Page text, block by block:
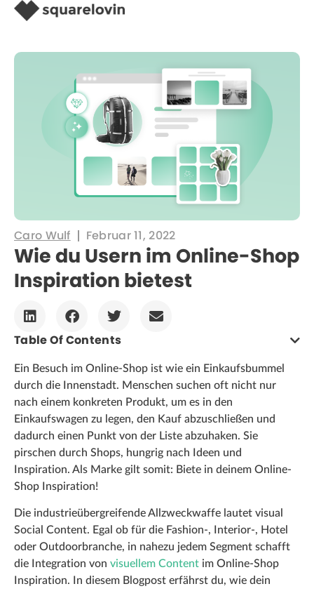
Caro Wulf Februar 11, 2022
Wie du Usern im Online-Shop
Inspiration bietest
Table Of Contents
Ein Besuch im Online-Shop ist wie ein Einkaufsbummel
durch die Innenstadt. Menschen suchen oft nicht nur
nach einem konkreten Produkt, um es in den
Einkaufswagen zu legen, den Kauf abzuschließen und
dadurch einen Punkt von der Liste abzuhaken. Sie
pirschen durch Shops, hungrig nach Ideen und
Inspiration. Als Marke gilt somit: Biete in deinem Online-
Shop Inspiration!
Die industrieübergreifende Allzweckwaffe lautet visual
Social Content. Egal ob für die Fashion-, Interior-, Hotel
oder Outdoorbranche, in nahezu jedem Segment schafft
die Integration von visuellem Content im Online-Shop
Inspiration. In diesem Blogpost erfährst du, wie dein